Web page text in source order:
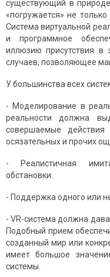
существующий в
«погружается» не
Система виртуальной
и программное
иллюзию присутствия в
случаев, позволяющее
У большинства всех
- Моделирование в
реальности должна
совершаемые действия
осязательных и прочих
- Реалистичная
обстановки.
- Поддержка одного или
- VR-система должна
Подобный прием
созданный мир или
имеет большое
системы.